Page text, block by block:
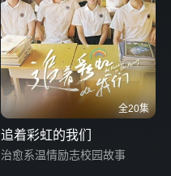
全20集
追着彩虹的我们
治愈系温情励志校园故事